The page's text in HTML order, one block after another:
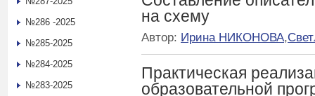
на схему
Автор: Ирина НИКОНОВА,
Практическая
образовательной
№286 -2025
№285-2025
№284-2025
№283-2025